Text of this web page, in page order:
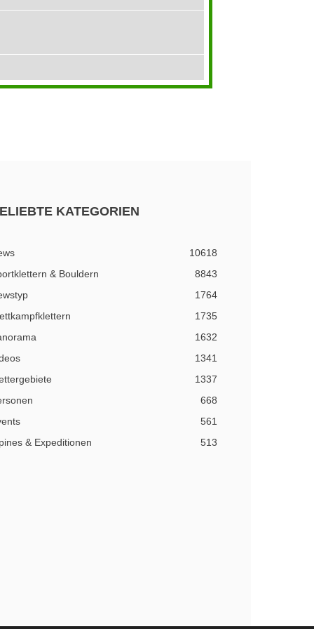
KATEGORIEN
10618
& Bouldern
8843
1764
1735
1632
1341
1337
668
561
& Expeditionen
513